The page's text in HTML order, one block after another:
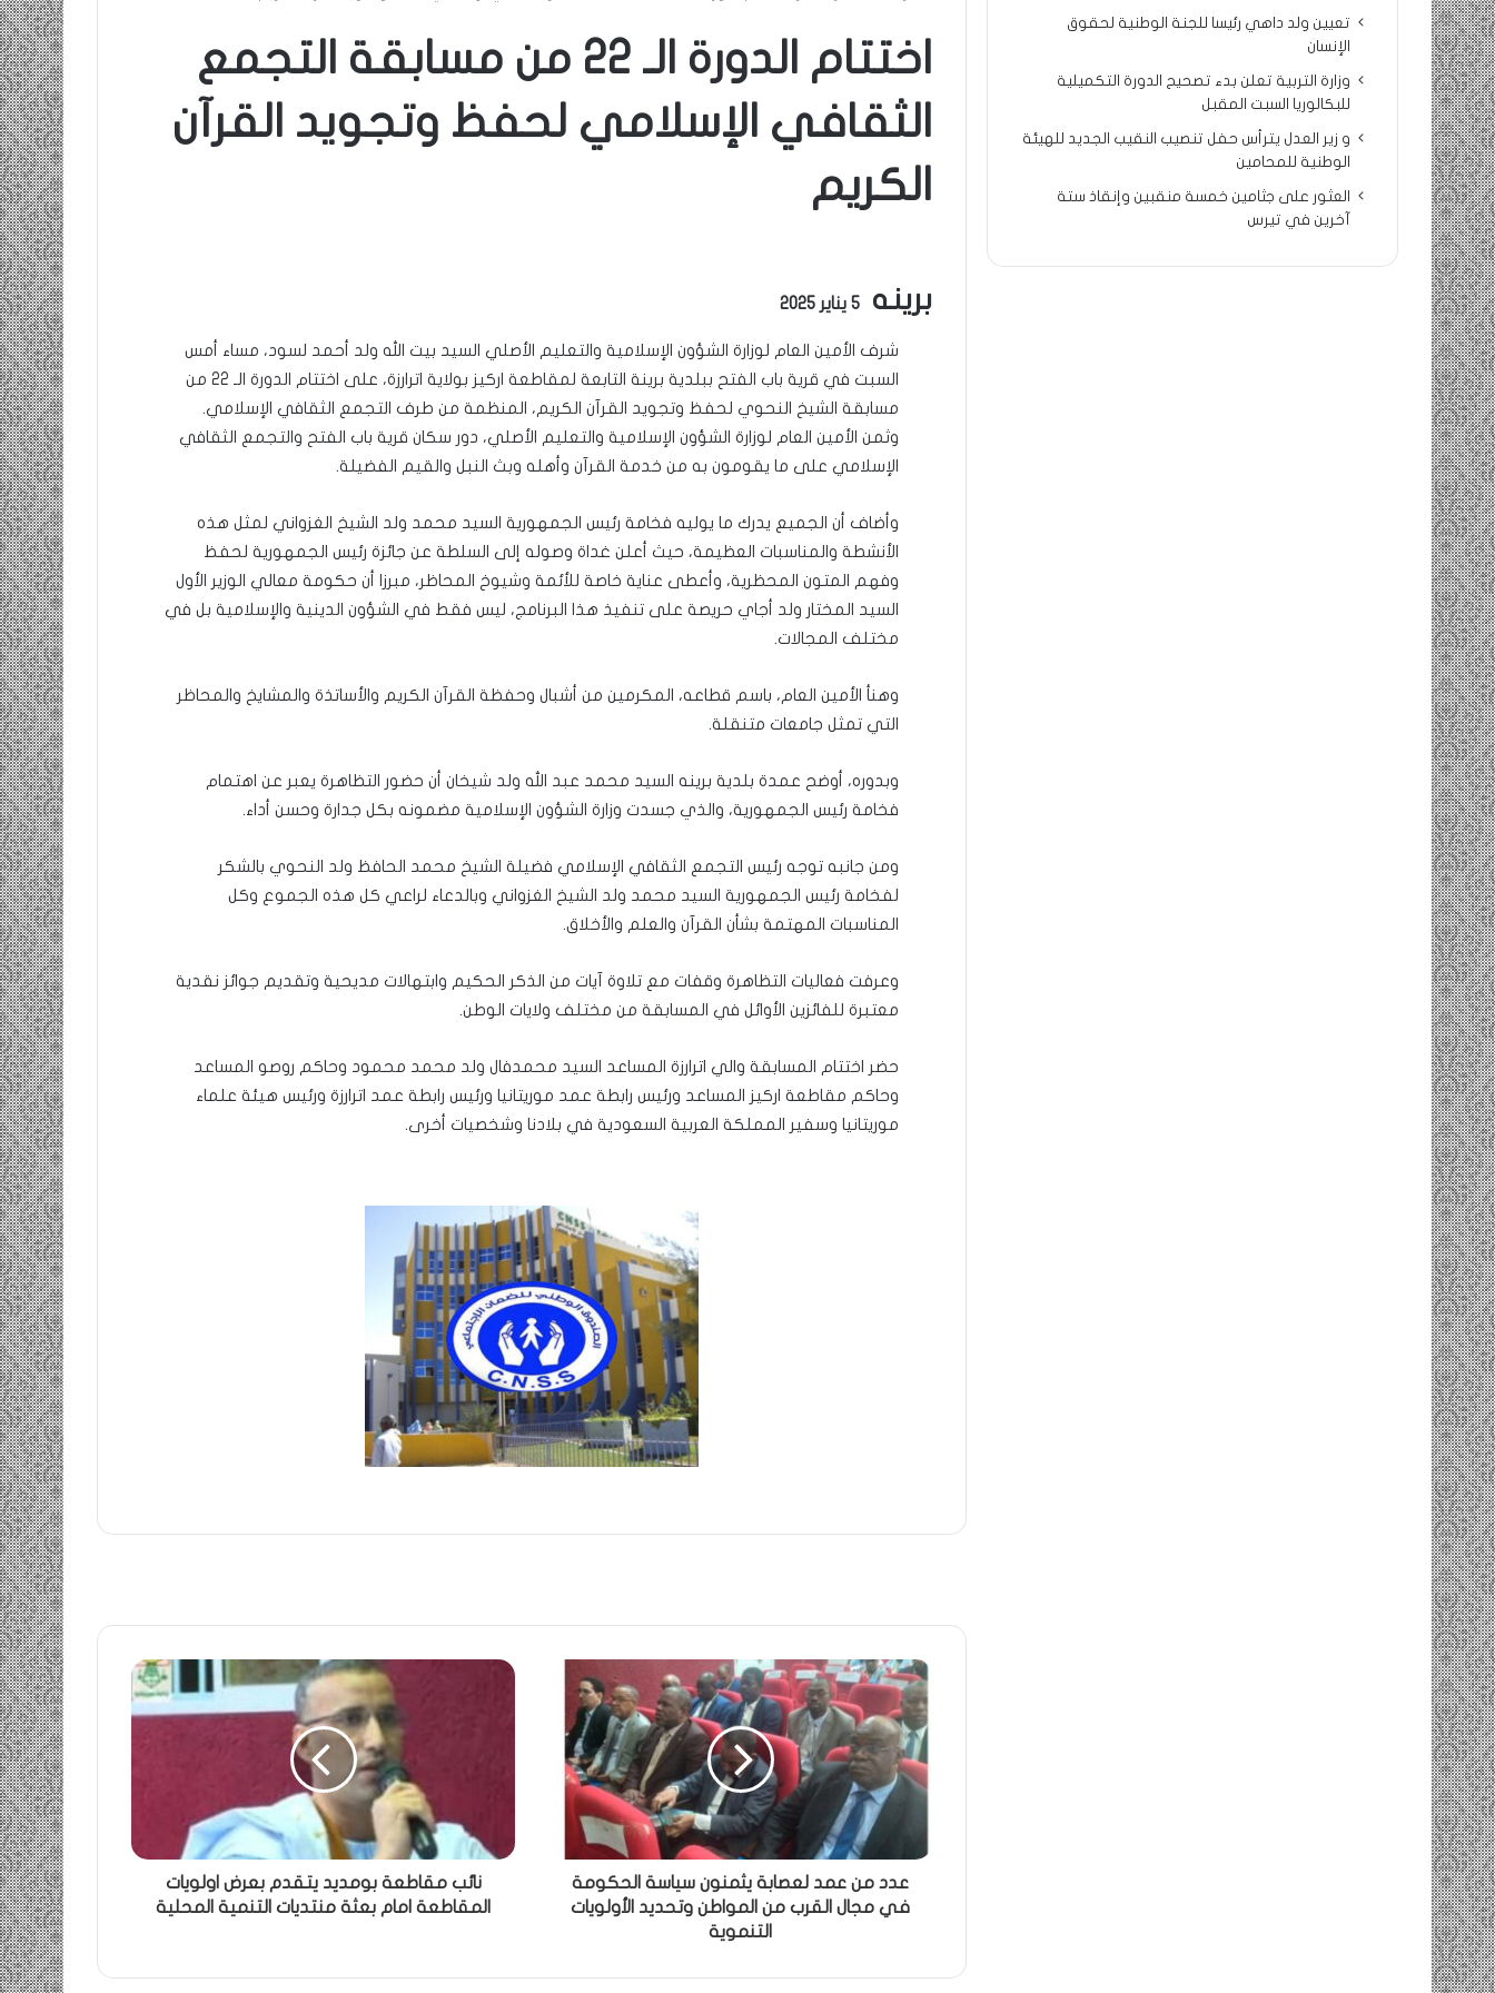
اختتام الدورة الـ 22 من مسابقة التجمع
الثقافي الإسلامي لحفظ وتجويد القرآن
الكريم
برينه
شرف الأمين العام لوزارة الشؤون الإسلامية والتعليم الأصلي السيد بيت الله ولد أحمد لسود، مساء أمس
السبت في قرية باب الفتح ببلدية برينة التابعة لمقاطعة اركيز بولاية اترارزة، على اختتام الدورة الـ 22 من
مسابقة الشيخ النحوي لحفظ وتجويد القرآن الكريم، المنظمة من طرف التجمع الثقافي الإسلامي.
وثمن الأمين العام لوزارة الشؤون الإسلامية والتعليم الأصلي، دور سكان قرية باب الفتح والتجمع الثقافي
الإسلامي على ما يقومون به من خدمة القرآن وأهله وبث النبل والقيم الفضيلة.
وأضاف أن الجميع يدرك ما يوليه فخامة رئيس الجمهورية السيد محمد ولد الشيخ الغزواني لمثل هذه
الأنشطة والمناسبات العظيمة، حيث أعلن غداة وصوله إلى السلطة عن جائزة رئيس الجمهورية لحفظ
وفهم المتون المحظرية، وأعطى عناية خاصة للأئمة وشيوخ المحاظر، مبرزا أن حكومة معالي الوزير الأول
السيد المختار ولد أجاي حريصة على تنفيذ هذا البرنامج، ليس فقط في الشؤون الدينية والإسلامية بل في
مختلف المجالات.
وهنأ الأمين العام، باسم قطاعه، المكرمين من أشبال وحفظة القرآن الكريم والأساتذة والمشايخ والمحاظر
التي تمثل جامعات متنقلة.
وبدوره، أوضح عمدة بلدية برينه السيد محمد عبد الله ولد شيخان أن حضور التظاهرة يعبر عن اهتمام
فخامة رئيس الجمهورية، والذي جسدت وزارة الشؤون الإسلامية مضمونه بكل جدارة وحسن أداء.
ومن جانبه توجه رئيس التجمع الثقافي الإسلامي فضيلة الشيخ محمد الحافظ ولد النحوي بالشكر
لفخامة رئيس الجمهورية السيد محمد ولد الشيخ الغزواني وبالدعاء لراعي كل هذه الجموع وكل
المناسبات المهتمة بشأن القرآن والعلم والأخلاق.
وعرفت فعاليات التظاهرة وقفات مع تلاوة آيات من الذكر الحكيم وابتهالات مديحية وتقديم جوائز نقدية
معتبرة للفائزين الأوائل في المسابقة من مختلف ولايات الوطن.
حضر اختتام المسابقة والي اترارزة المساعد السيد محمدفال ولد محمد محمود وحاكم روصو المساعد
وحاكم مقاطعة اركيز المساعد ورئيس رابطة عمد موريتانيا ورئيس رابطة عمد اترارزة ورئيس هيئة علماء
موريتانيا وسفير المملكة العربية السعودية في بلادنا وشخصيات أخرى.
عدد من عمد لعصابة يثمنون سياسة الحكومة
في مجال القرب من المواطن وتحديد الأولويات
التنموية
نائب مقاطعة بومديد يتقدم بعرض اولويات
المقاطعة امام بعثة منتديات التنمية المحلية
تعيين ولد داهي رئيسا للجنة الوطنية لحقوق
الإنسان
وزارة التربية تعلن بدء تصحيح الدورة التكميلية
للبكالوريا السبت المقبل
و زير العدل يترأس حفل تنصيب النقيب الجديد للهيئة
الوطنية للمحامين
العثور على جثامين خمسة منقبين وإنقاذ ستة
آخرين في تيرس